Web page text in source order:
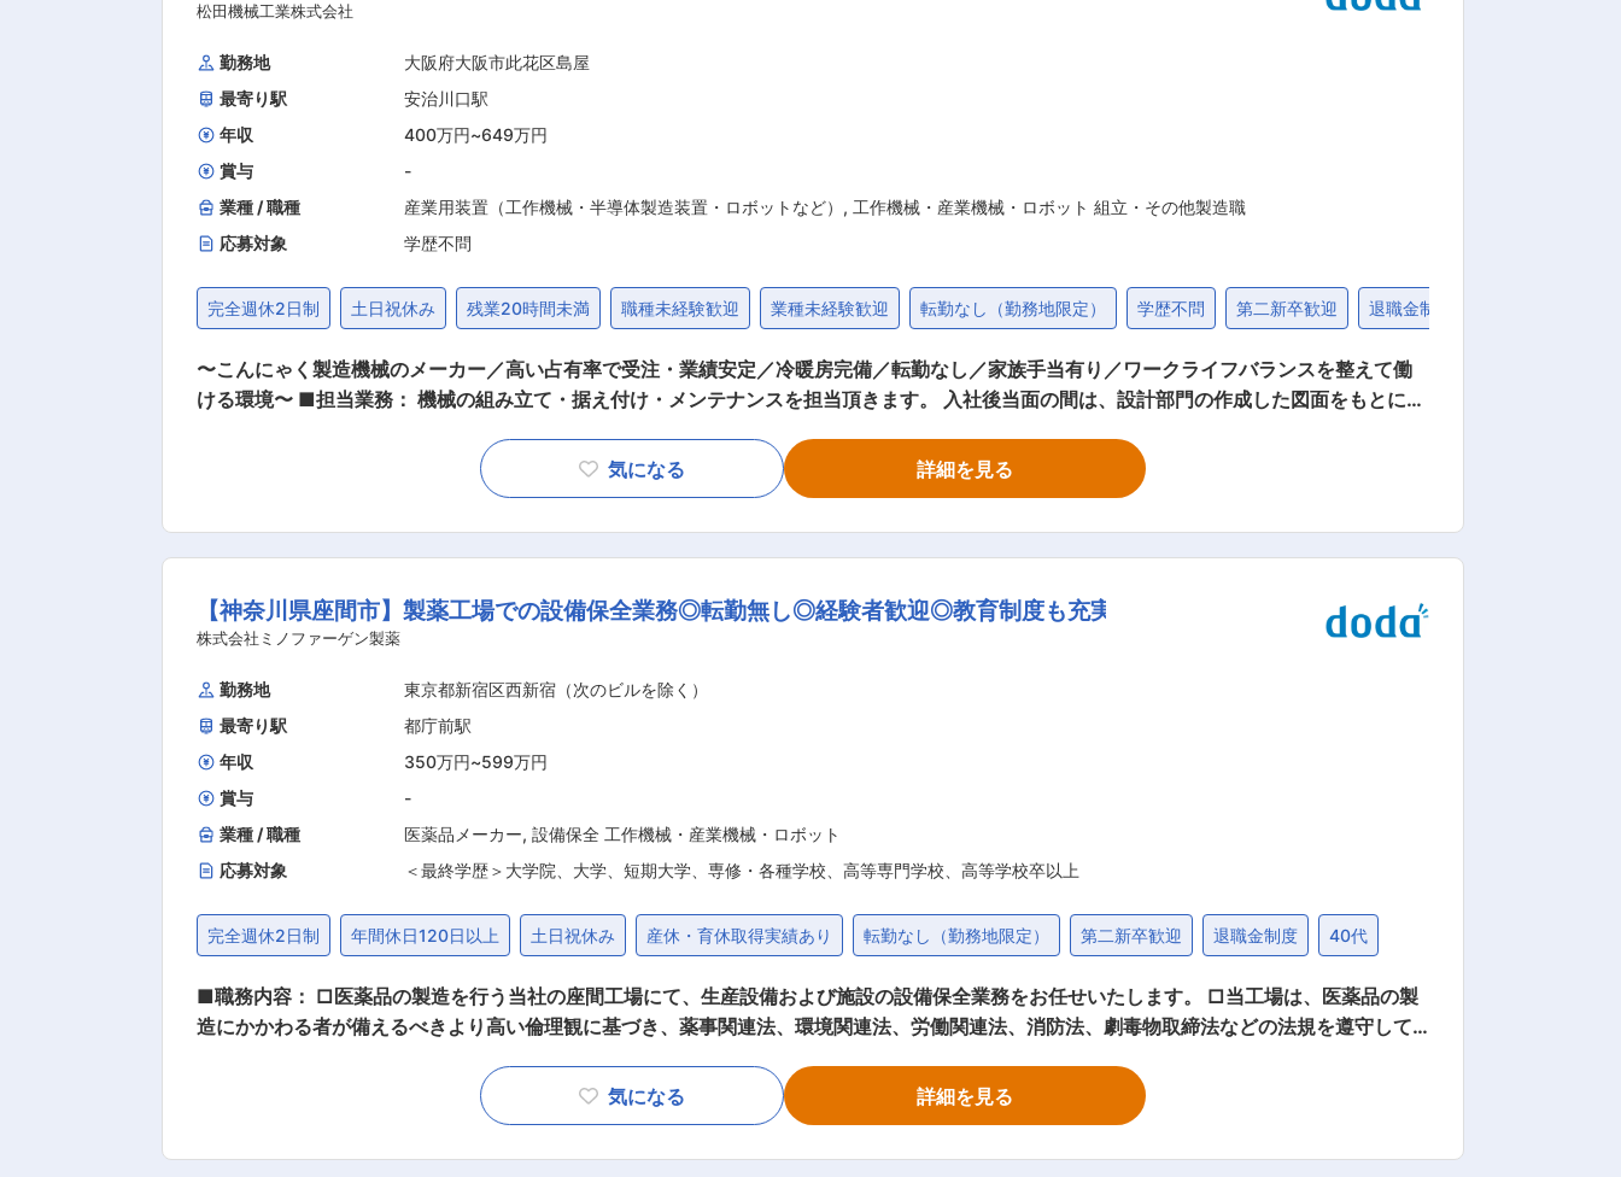
達成の場合に評価します。 ※予算未達の場合でも、即座にマイナス評価を下すことは基本的にいたしません。 ■組織構成： 配属先には5名が
ャリアパス： ◎入社後半年程度は本社（愛知県尾張旭市）での研修とOJTを予定しております。競合がほとんどないニッチな製品ですので、
商品知識からメンテナンスの仕方まで一から丁寧に指導します。 ◎入社半年経過後は、神奈川県海老名拠点に赴任し、将来的には海外出張や
異なる部署・業務へチャレンジできる可能性もあります。 ◎研修中は、ウィークリーマンションを手配します。 ※本社には昼食を提供する食
松田機械工業株式会社
勤務地
大阪府大阪市此花区島屋
最寄り駅
安治川口駅
年収
400万円~649万円
賞与
-
業種 / 職種
産業用装置（工作機械・半導体製造装置・ロボットなど） , 工作機械・産業機械・ロボット 組立・その他製造職
応募対象
学歴不問
完全週休2日制 土日祝休み 残業20時間未満 職種未経験歓迎 業種未経験歓迎 転勤なし（勤務地限定） 学歴不問 第二新卒歓迎 退職金制度
〜こんにゃく製造機械のメーカー／高い占有率で受注・業績安定／冷暖房完備／転勤なし／家族手当有り／ワークライフバランスを整えて働
ける環境〜 ■担当業務： 機械の組み立て・据え付け・メンテナンスを担当頂きます。 入社後当面の間は、設計部門の作成した図面をもとに、
輩社員が知識やスキルを伝え、ひとつずつ業務を習得していただくことで、成長いただくことが可能です。 【詳細】機械の大きさは1.5m程度
から、大きなものでは全て合わせて10m以上のものもあり、大小さまざまです。構成するパーツ数も数百〜千に及ぶものもあります。 ■働き
の他、縦ピロー包装機の生産・販売業務など。 【取引先企業】キューピー等の食品大手メーカーなど、大小含め今までに1000社以上の企業と
の取引実績有。小売製品だけでなく、ファミリーレストランのセントラルキッチンなど、その用途は広がりを見せています。受注件数は年間2
門縮小していることから今後マーケット占有率は上昇を見込んでおります。将来性と安定性のある企業です。 （2）今後の事業展開：長年培っ
てきた技術を駆使し、液体・粘体・固形物・保冷剤などさまざまなものに対応した包装機の開発を通して、事業展開を行っていきたいと考え
ています。又、牛肉や玉ねぎなどのボイルを行う装置や、保冷剤充填する装置など多種多様な製品をこんにゃく製造機と同様にマーケット拡
気になる 詳細を見る
【神奈川県座間市】製薬工場での設備保全業務◎転勤無し◎経験者歓迎◎教育制度も充実
株式会社ミノファーゲン製薬
勤務地
東京都新宿区西新宿（次のビルを除く）
最寄り駅
都庁前駅
年収
350万円~599万円
賞与
-
業種 / 職種
医薬品メーカー, 設備保全 工作機械・産業機械・ロボット
応募対象
＜最終学歴＞大学院、大学、短期大学、専修・各種学校、高等専門学校、高等学校卒以上
完全週休2日制 年間休日120日以上 土日祝休み 産休・育休取得実績あり 転勤なし（勤務地限定） 第二新卒歓迎 退職金制度 40代
■職務内容： □医薬品の製造を行う当社の座間工場にて、生産設備および施設の設備保全業務をお任せいたします。 □当工場は、医薬品の製
造にかかわる者が備えるべきより高い倫理観に基づき、薬事関連法、環境関連法、労働関連法、消防法、劇毒物取締法などの法規を遵守して
とメンテナンス: 機械や設備、空調・純水装置、冷却水設備などの定期点検を行い、異常の早期発見を目指します。グリスアップ、部品の交換
などのメンテナンス作業を行います。 ・故障対応: 設備が故障した際に迅速に対応し、一次対応・調査・業者への連絡、簡単な部品製作や修理
気になる 詳細を見る